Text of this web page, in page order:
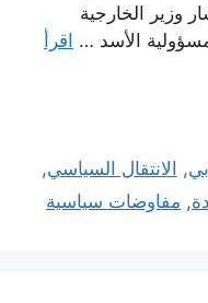
وزير الخارجية
الأسد … اقرأ
, الانتقال السياسي,
, مفاوضات سياسية